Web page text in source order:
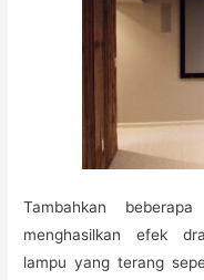
Tambahkan
menghasilkan efek
lampu yang terang